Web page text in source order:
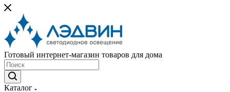
Готовый интернет-магазин товаров для дома
Каталог